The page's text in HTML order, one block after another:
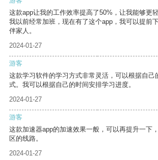
这款app让我的工作效率提高了50%，让我能够更
我以前经常加班，现在有了这个app，我可以提前
伴家人。
2024-01-27
游客
这款学习软件的学习方式非常灵活，可以根据自己
式。我可以根据自己的时间安排学习进度。
2024-01-27
游客
这款加速器app的加速效果一般，可以再提升一下
区的线路。
2024-01-27